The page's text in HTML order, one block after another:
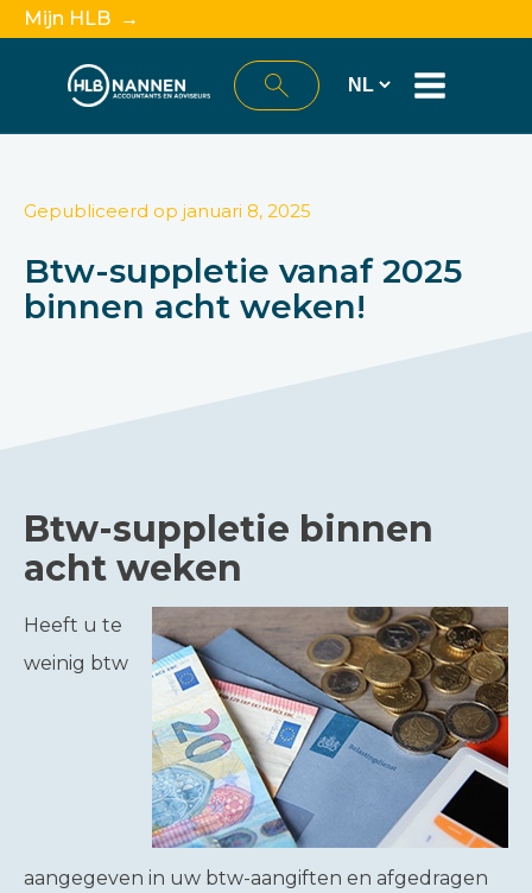
Mijn HLB →
Gepubliceerd op januari 8, 2025
Btw-suppletie vanaf 2025
binnen acht weken!
Btw-suppletie binnen
acht weken
Heeft u te
weinig btw
aangegeven in uw btw-aangiften en afgedragen